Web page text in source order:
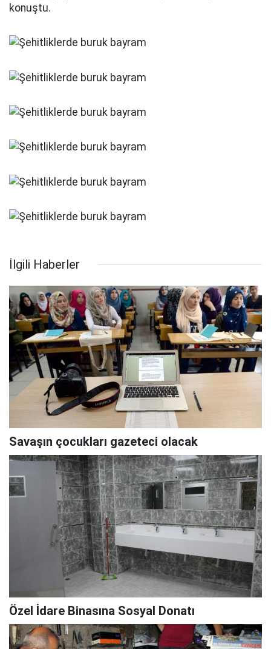
konuştu.
İlgili Haberler
Savaşın çocukları gazeteci olacak
Özel İdare Binasına Sosyal Donatı